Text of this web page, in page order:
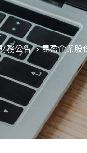
務公告>昆盈企業股